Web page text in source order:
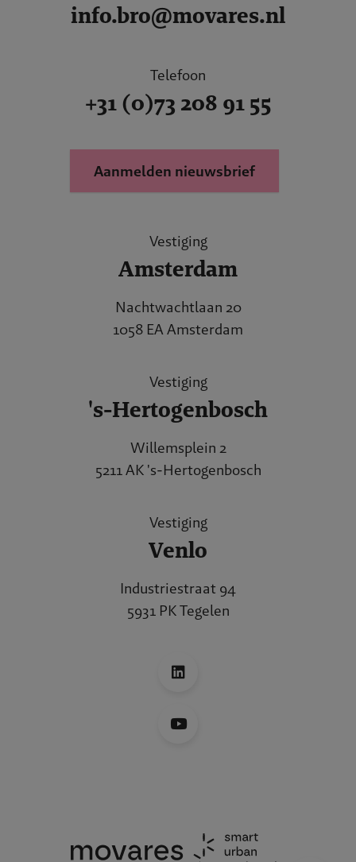
info.bro@movares.nl
Telefoon
+31 (0)73 208 91 55
Aanmelden nieuwsbrief
Vestiging
Amsterdam
Nachtwachtlaan 20
1058 EA Amsterdam
Vestiging
's-Hertogenbosch
Willemsplein 2
5211 AK 's-Hertogenbosch
Vestiging
Venlo
Industriestraat 94
5931 PK Tegelen